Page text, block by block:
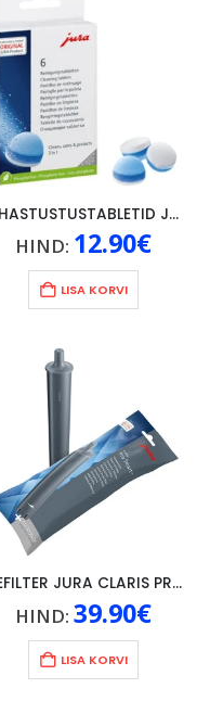
PUHASTUSTUSTABLETID JURA 3IN1, 6TK
HIND: 12.90€
LISA KORVI
VEEFILTER JURA CLARIS PRO SMART +, Jura WE8, WE6, GIGA X8, X8, X6, X10
HIND: 39.90€
LISA KORVI